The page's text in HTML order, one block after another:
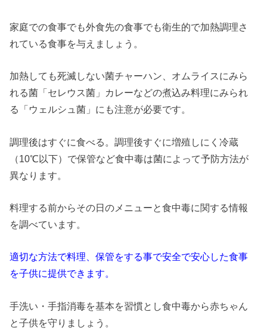
家庭での食事でも外食先の食事でも衛生的で加熱調理さ
れている食事を与えましょう。
加熱しても死滅しない菌チャーハン、オムライスにみら
れる菌「セレウス菌」カレーなどの煮込み料理にみられ
る「ウェルシュ菌」にも注意が必要です。
調理後はすぐに食べる。調理後すぐに増殖しにく冷蔵
（10℃以下）で保管など食中毒は菌によって予防方法が
異なります。
料理する前からその日のメニューと食中毒に関する情報
を調べています。
適切な方法で料理、保管をする事で安全で安心した食事
を子供に提供できます。
手洗い・手指消毒を基本を習慣とし食中毒から赤ちゃん
と子供を守りましょう。